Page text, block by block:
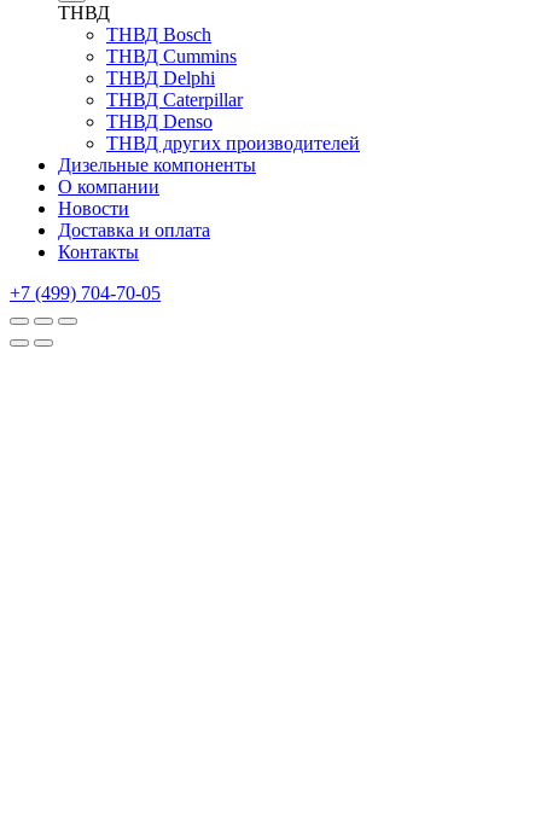
ТНВД
ТНВД Bosch
ТНВД Cummins
ТНВД Delphi
ТНВД Caterpillar
ТНВД Denso
ТНВД других производителей
Дизельные компоненты
О компании
Новости
Доставка и оплата
Контакты
+7 (499) 704-70-05